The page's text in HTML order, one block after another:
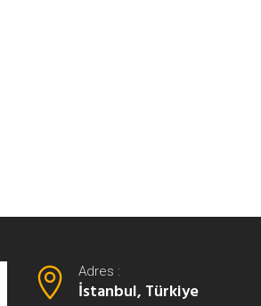
Adres :
İstanbul, Türkiye